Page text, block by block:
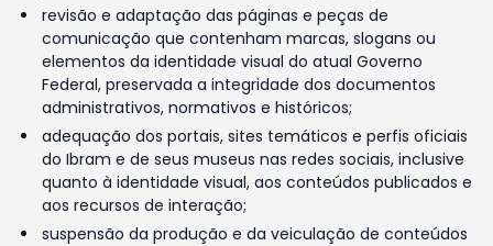
revisão e adaptação das páginas e peças de
comunicação que contenham marcas, slogans ou
elementos da identidade visual do atual Governo
Federal, preservada a integridade dos documentos
administrativos, normativos e históricos;
adequação dos portais, sites temáticos e perfis oficiais
do Ibram e de seus museus nas redes sociais, inclusive
quanto à identidade visual, aos conteúdos publicados e
aos recursos de interação;
suspensão da produção e da veiculação de conteúdos